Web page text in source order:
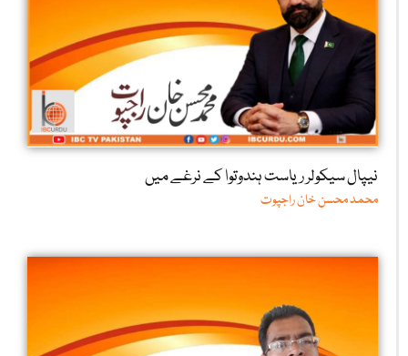
نیپال سیکولر ریاست ہندوتوا کے نرغے میں
محمد محسن خان راجپوت